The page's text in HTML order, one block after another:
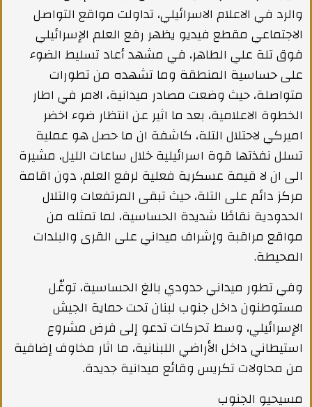
والرد في الاعلام الاسرائيلي، تداولت مواقع التواصل
الاجتماعي مقطع فيديو يظهر رفع العلم الإسرائيلي
فوق تلة علي الطاهر، في مشهد أعاد تسليط الضوء
على حساسية المنطقة وما تشهده من تطورات
متواصلة، حيث وضعت مصادر ميدانية، الامر في اطار
الخطوة الاعلامية، بعد ما اثير عن انتظار ضوء اخضر
اميركي لاحتلال التلة، كاشفة ان ما حصل هو عملية
تسلل نفذتها قوة اسرائيلية خلال ساعات الليل، مشيرة
الى ان لا قيمة عسكرية فعلية لرفع العلم، دون اقامة
مركز دائم على التلة، حيث تبقى المرتفعات والتلال
الحدودية نقاطًا شديدة الحساسية، لما تمثله من
مواقع مراقبة وإشراف ميداني على القرى والبلدات
المحيطة.
وفي تطور ميداني حدودي بالغ الحساسية، توغّل
مستوطنون داخل جنوب لبنان تحت حماية الجيش
الإسرائيلي، وسط تحركات تدعو إلى فرض مشروع
استيطاني داخل الأراضي اللبنانية، ما اثار مخاوف إضافية
من محاولات تكريس وقائع ميدانية جديدة.
مسيحيو الجنوب